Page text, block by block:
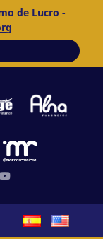
de Lucro -